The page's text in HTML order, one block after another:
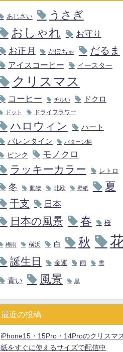
あじさい うさぎ
おしゃれ お守り
お正月 かぼちゃ だるま
アイスコーヒー イースター
クリスマス
コーヒー チルい ドクロ
ドット ドライフラワー
ハロウィン
ハート
バレンタイン
パターン柄
ピンク モノクロ
ラッキーカラー レトロ
冬 動物 北欧 壁紙 夏
干支 日本
日本の風景 春 桜
梅雨 横浜 白 秋
誕生日 金運 雨 雪
青い 風景 黒
最近の投稿
iPhone15・15Pro・14Proのクリスマ
紙をすぐに使えるサイズで配信中